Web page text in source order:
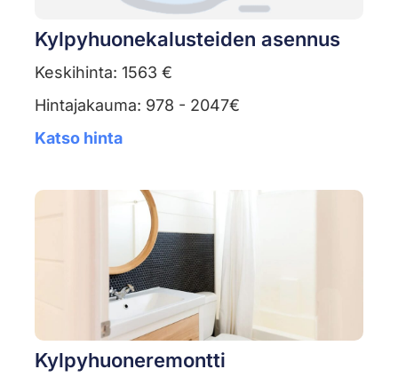
Kylpyhuonekalusteiden asennus
Keskihinta: 1563 €
Hintajakauma: 978 - 2047€
Katso hinta
Kylpyhuoneremontti